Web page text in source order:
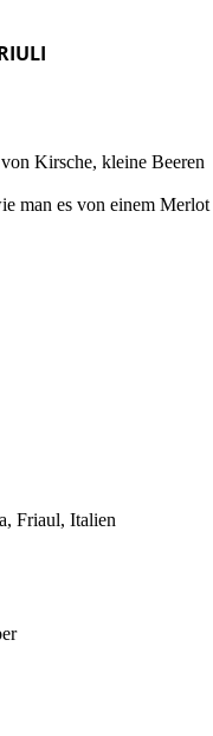
Kirsche, kleine Beeren
man es von einem Merlot
Friaul, Italien